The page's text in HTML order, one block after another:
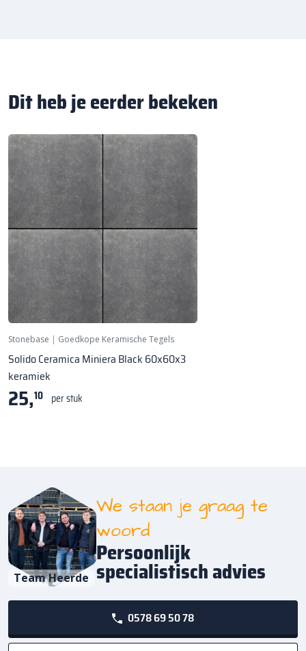
Dit heb je eerder bekeken
Stonebase | Goedkope Keramische Tegels
Solido Ceramica Miniera Black 60x60x3
keramiek
25,10 per stuk
Team Heerde
We staan je graag te
woord
Persoonlijk
specialistisch advies
0578 69 50 78